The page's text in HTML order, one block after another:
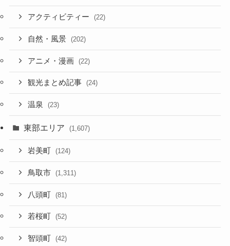
アクティビティー (22)
自然・風景 (202)
アニメ・漫画 (22)
観光まとめ記事 (24)
温泉 (23)
東部エリア (1,607)
岩美町 (124)
鳥取市 (1,311)
八頭町 (81)
若桜町 (52)
智頭町 (42)